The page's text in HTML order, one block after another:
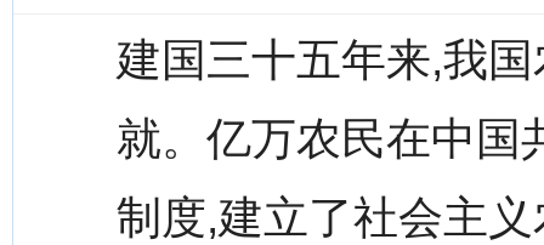
建国三十五年来,我
就。亿万农民在中国
制度,建立了社会主